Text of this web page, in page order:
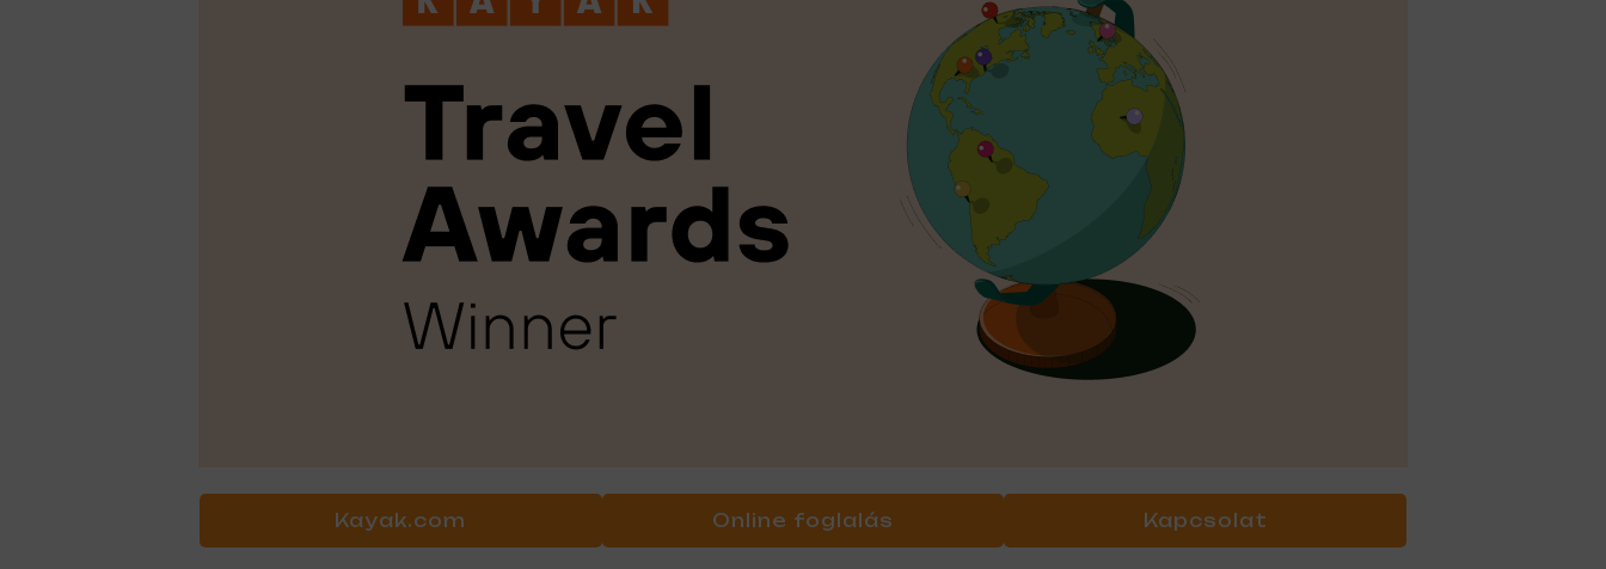
Kayak.com Online foglalás Kapcsolat